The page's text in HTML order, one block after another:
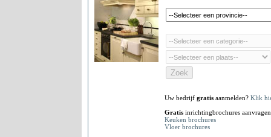
Uw bedrijf gratis aanmelden? Klik
Gratis inrichtingbrochures
Keuken brochures
Vloer brochures